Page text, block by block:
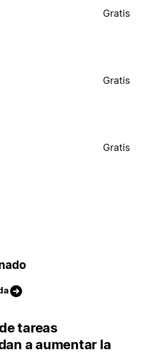
Gratis
Gratis
Gratis
tareas
a aumentar la